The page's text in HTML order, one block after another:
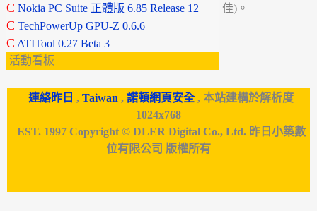
C Nokia PC Suite 正體版 6.85 Release 12
C TechPowerUp GPU-Z 0.6.6
C ATITool 0.27 Beta 3
活動看板
佳)。
連絡昨日 , Taiwan , 諾頓網頁安全, 本站建構於解析度
1024x768
EST. 1997 Copyright © DLER Digital Co., Ltd. 昨日小築數
位有限公司 版權所有